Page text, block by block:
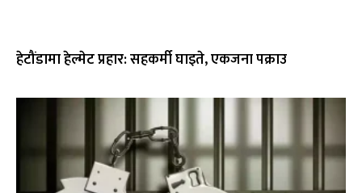
हेटौंडामा हेल्मेट प्रहार: सहकर्मी घाइते, एकजना पक्राउ